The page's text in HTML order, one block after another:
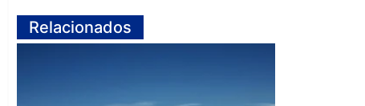
Relacionados